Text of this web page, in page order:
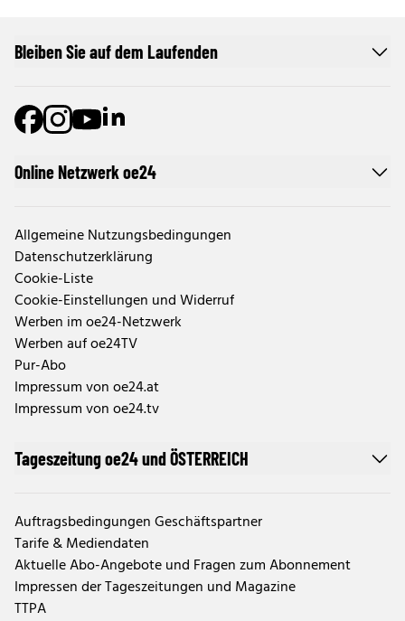
Online Netzwerk oe24
Allgemeine Nutzungsbedingungen
Datenschutzerklärung
Cookie-Liste
Cookie-Einstellungen und Widerruf
Werben im oe24-Netzwerk
Werben auf oe24TV
Pur-Abo
Impressum von oe24.at
Impressum von oe24.tv
Tageszeitung oe24 und ÖSTERREICH
Auftragsbedingungen Geschäftspartner
Tarife & Mediendaten
Aktuelle Abo-Angebote und Fragen zum Abonnement
Impressen der Tageszeitungen und Magazine
TTPA
Bleiben Sie auf dem Laufenden